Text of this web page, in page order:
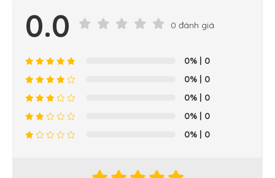
0.0 0 đánh giá
0% | 0
0% | 0
0% | 0
0% | 0
0% | 0